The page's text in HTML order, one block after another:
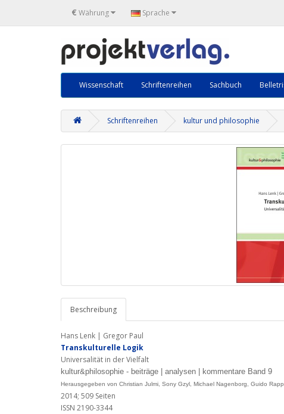
€ Währung Sprache
Wissenschaft Schriftenreihen Sachbuch
Schriftenreihen kultur und philosophie
Beschreibung
Hans Lenk | Gregor Paul
Transkulturelle Logik
Universalität in der Vielfalt
kultur&philosophie - beiträge | analysen | kommentare Band 9
Herausgegeben von Christian Julmi, Sony Gzyl, Michael Nagenborg, Guido
2014; 509 Seiten
ISSN 2190-3344